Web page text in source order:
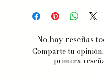
No hay reseñas
Comparte tu
primera